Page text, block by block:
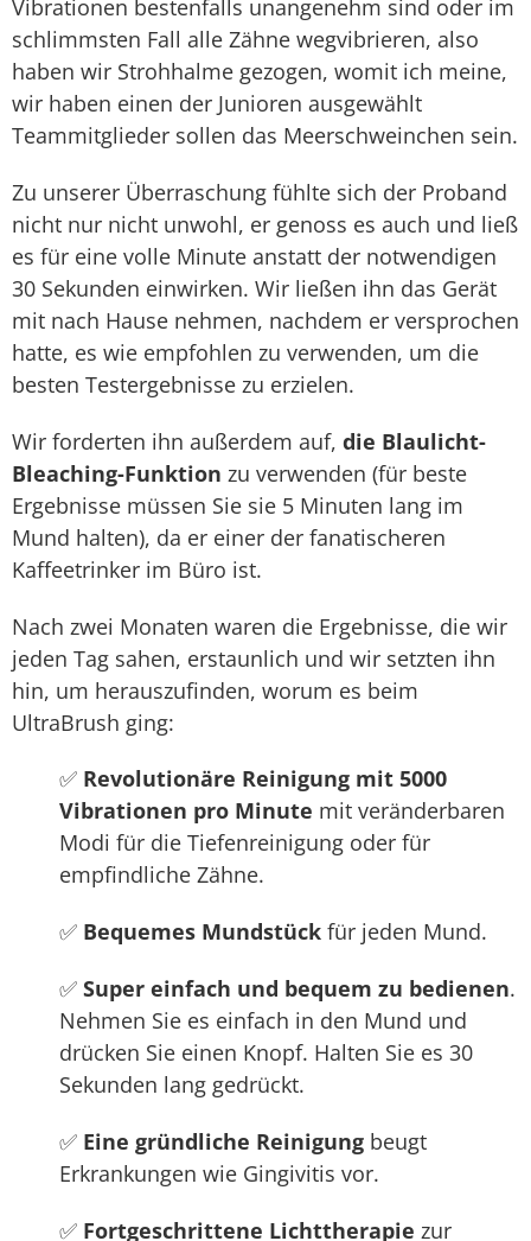
Vibrationen bestenfalls unangenehm sind oder im
schlimmsten Fall alle Zähne wegvibrieren, also
haben wir Strohhalme gezogen, womit ich meine,
wir haben einen der Junioren ausgewählt
Teammitglieder sollen das Meerschweinchen sein.
Zu unserer Überraschung fühlte sich der Proband
nicht nur nicht unwohl, er genoss es auch und ließ
es für eine volle Minute anstatt der notwendigen
30 Sekunden einwirken. Wir ließen ihn das Gerät
mit nach Hause nehmen, nachdem er versprochen
hatte, es wie empfohlen zu verwenden, um die
besten Testergebnisse zu erzielen.
Wir forderten ihn außerdem auf, die Blaulicht-
Bleaching-Funktion zu verwenden (für beste
Ergebnisse müssen Sie sie 5 Minuten lang im
Mund halten), da er einer der fanatischeren
Kaffeetrinker im Büro ist.
Nach zwei Monaten waren die Ergebnisse, die wir
jeden Tag sahen, erstaunlich und wir setzten ihn
hin, um herauszufinden, worum es beim
UltraBrush ging:
✅ Revolutionäre Reinigung mit 5000
Vibrationen pro Minute mit veränderbaren
Modi für die Tiefenreinigung oder für
empfindliche Zähne.
✅ Bequemes Mundstück für jeden Mund.
✅ Super einfach und bequem zu bedienen.
Nehmen Sie es einfach in den Mund und
drücken Sie einen Knopf. Halten Sie es 30
Sekunden lang gedrückt.
✅ Eine gründliche Reinigung beugt
Erkrankungen wie Gingivitis vor.
✅ Fortgeschrittene Lichttherapie zur